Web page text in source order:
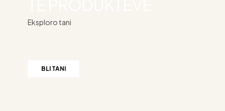
Eksploro tani
BLI TANI